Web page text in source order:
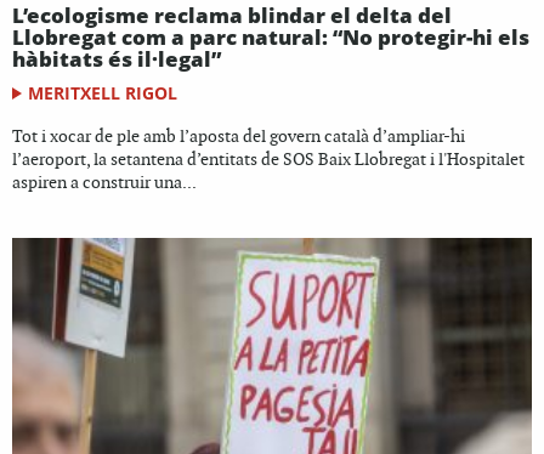
L’ecologisme reclama blindar el delta del
Llobregat com a parc natural: “No protegir-hi els
hàbitats és il·legal”
MERITXELL RIGOL
Tot i xocar de ple amb l’aposta del govern català d’ampliar-hi
l’aeroport, la setantena d’entitats de SOS Baix Llobregat i l'Hospitalet
aspiren a construir una...